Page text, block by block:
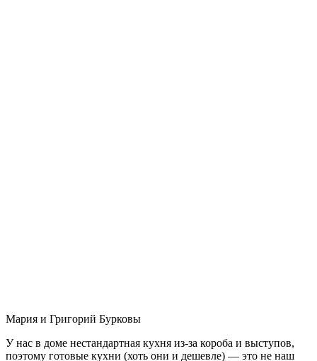
Мария и Григорий Бурковы
У нас в доме нестандартная кухня из-за короба и выступов,
поэтому готовые кухни (хоть они и дешевле) — это не наш